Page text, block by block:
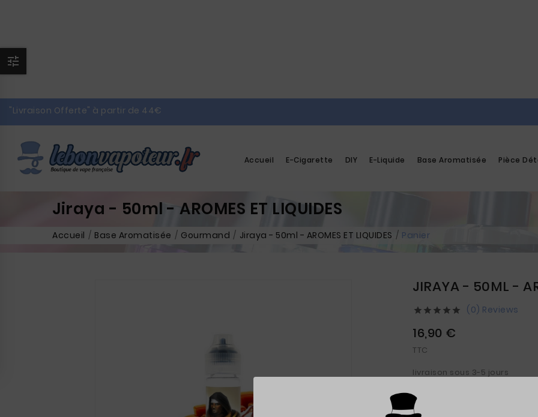

"Livraison Offerte" à partir de 44€
Accueil E-Cigarette DIY E-Liquide Base Aromatisée Pièce
Jiraya - 50ml - AROMES ET LIQUIDES
Accueil Base Aromatisée Gourmand Jiraya - 50ml - AROMES ET LIQUIDES Panier
JIRAYA - 50ML -
     (0) Reviews
16,90 €
TTC
livraison sous 3-5 jours
île flottante - caramel.